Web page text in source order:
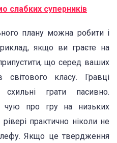
слабких суперників
плану можна робити і
якщо ви граєте на
що серед ваших
світового класу. Гравці
грати пасивно.
чую про гру на низьких
практично ніколи не
Якщо це твердження